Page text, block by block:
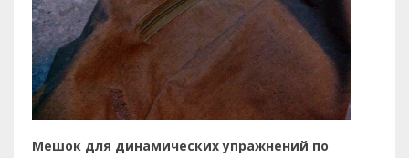
Мешок для динамических упражнений по